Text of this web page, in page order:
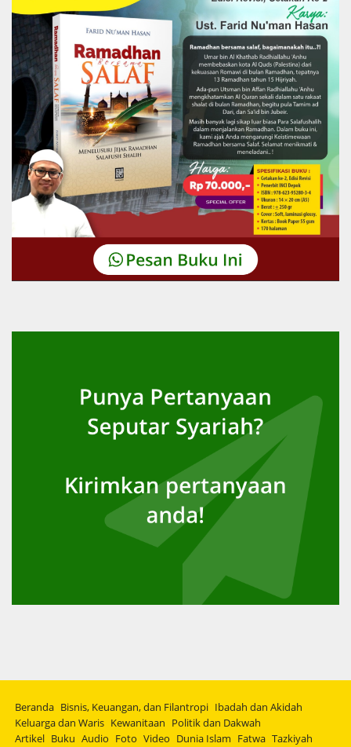
Beranda Bisnis, Keuangan, dan Filantropi Ibadah dan Akidah
Keluarga dan Waris Kewanitaan Politik dan Dakwah
Artikel Buku Audio Foto Video Dunia Islam Fatwa Tazkiyah